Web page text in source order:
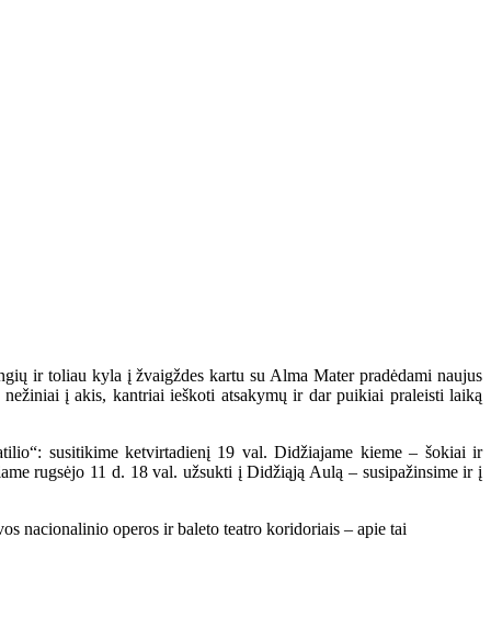
ir toliau kyla į žvaigždes kartu su Alma Mater pradėdami naujus
į akis, kantriai ieškoti atsakymų ir dar puikiai praleisti laiką
susitikime ketvirtadienį 19 val. Didžiajame kieme – šokiai ir
rugsėjo 11 d. 18 val. užsukti į Didžiąją Aulą – susipažinsime ir į
nacionalinio operos ir baleto teatro koridoriais – apie tai